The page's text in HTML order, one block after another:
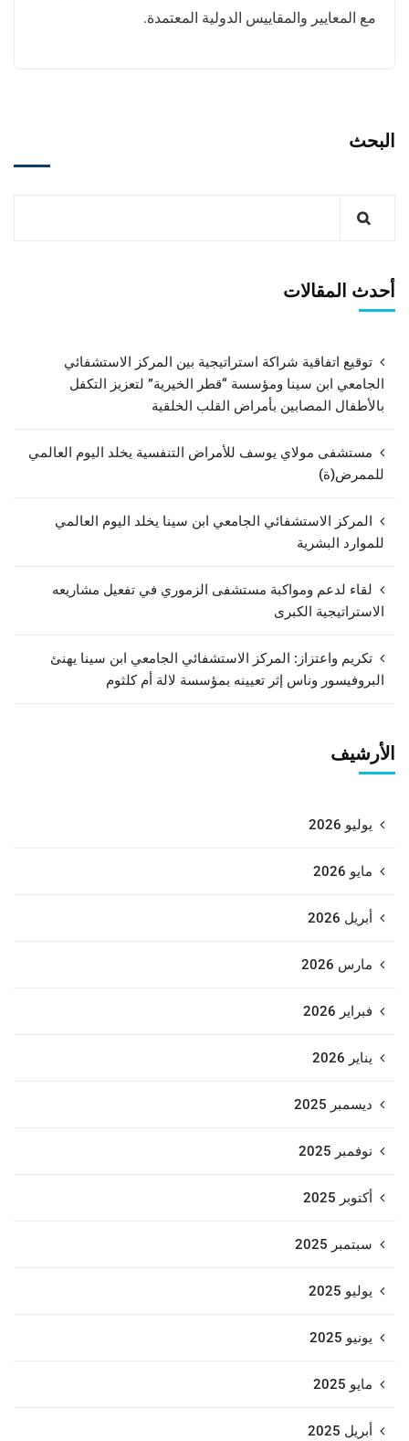
مع المعايير والمقاييس الدولية المعتمدة.
البحث
أحدث المقالات
توقيع اتفاقية شراكة استراتيجية بين المركز الاستشفائي
الجامعي ابن سينا ومؤسسة “قطر الخيرية” لتعزيز التكفل
بالأطفال المصابين بأمراض القلب الخلقية
مستشفى مولاي يوسف للأمراض التنفسية يخلد اليوم العالمي
للممرض(ة)
المركز الاستشفائي الجامعي ابن سينا يخلد اليوم العالمي
للموارد البشرية
لقاء لدعم ومواكبة مستشفى الزموري في تفعيل مشاريعه
الاستراتيجية الكبرى
تكريم واعتزاز: المركز الاستشفائي الجامعي ابن سينا يهنئ
البروفيسور وناس إثر تعيينه بمؤسسة لالة أم كلثوم
الأرشيف
يوليو 2026
مايو 2026
أبريل 2026
مارس 2026
فبراير 2026
يناير 2026
ديسمبر 2025
نوفمبر 2025
أكتوبر 2025
سبتمبر 2025
يوليو 2025
يونيو 2025
مايو 2025
أبريل 2025